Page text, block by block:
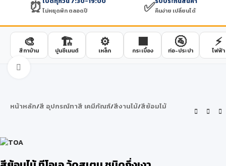
⏰ไม่หยุดพัก ตลอดปี ✅คืนง่าย เปลี่ยนได้
🎨
สีทาบ้าน
🏗️
ปูนซีเมนต์
⚙️
เหล็ก
🟫
กระเบื้อง
🚰
ท่อ-ประปา
⚡
ไฟฟ้า
Click to enlarge
หน้าหลัก/สี อุปกรณ์ทาสี เคมีภัณฑ์/สีงานไม้/สีย้อมไม้